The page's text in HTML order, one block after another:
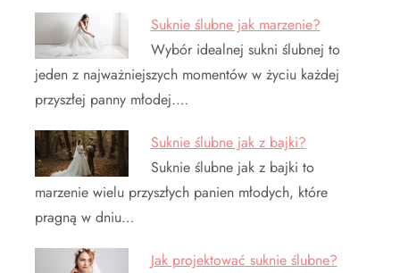
Suknie ślubne jak marzenie?
Wybór idealnej sukni ślubnej to
jeden z najważniejszych momentów w życiu każdej
przyszłej panny młodej.…
Suknie ślubne jak z bajki?
Suknie ślubne jak z bajki to
marzenie wielu przyszłych panien młodych, które
pragną w dniu…
Jak projektować suknie ślubne?